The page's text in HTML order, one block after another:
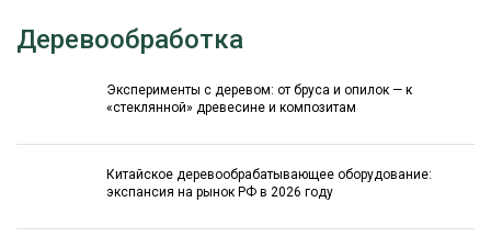
Деревообработка
Эксперименты с деревом: от бруса и опилок — к
«стеклянной» древесине и композитам
Китайское деревообрабатывающее оборудование:
экспансия на рынок РФ в 2026 году